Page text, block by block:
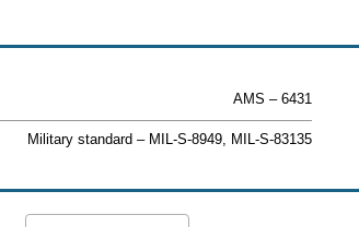
AMS – 6431
Military standard – MIL-S-8949, MIL-S-83135